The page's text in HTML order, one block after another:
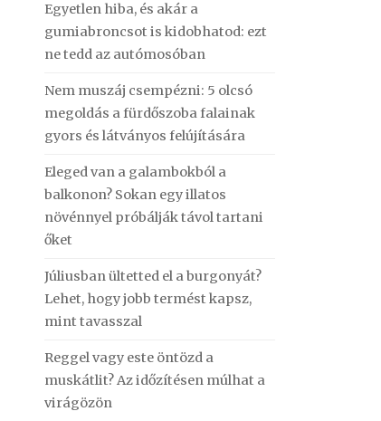
Egyetlen hiba, és akár a
gumiabroncsot is kidobhatod: ezt
ne tedd az autómosóban
Nem muszáj csempézni: 5 olcsó
megoldás a fürdőszoba falainak
gyors és látványos felújítására
Eleged van a galambokból a
balkonon? Sokan egy illatos
növénnyel próbálják távol tartani
őket
Júliusban ültetted el a burgonyát?
Lehet, hogy jobb termést kapsz,
mint tavasszal
Reggel vagy este öntözd a
muskátlit? Az időzítésen múlhat a
virágözön